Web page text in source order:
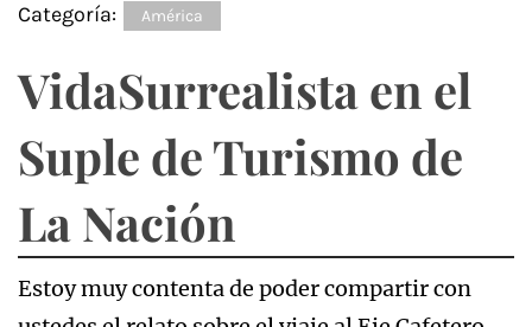
Categoría: América
VidaSurrealista en el
Suple de Turismo de
La Nación
Estoy muy contenta de poder compartir con